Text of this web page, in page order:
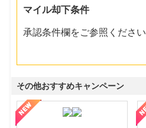
マイル却下条件
承認条件欄をご参照ください
その他おすすめキャンペーン